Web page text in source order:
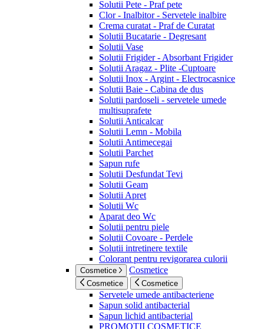
Solutii Pete - Praf pete
Clor - Inalbitor - Servetele inalbire
Crema curatat - Praf de Curatat
Solutii Bucatarie - Degresant
Solutii Vase
Solutii Frigider - Absorbant Frigider
Solutii Aragaz - Plite -Cuptoare
Solutii Inox - Argint - Electrocasnice
Solutii Baie - Cabina de dus
Solutii pardoseli - servetele umede
multisuprafete
Solutii Anticalcar
Solutii Lemn - Mobila
Solutii Antimecegai
Solutii Parchet
Sapun rufe
Solutii Desfundat Tevi
Solutii Geam
Solutii Apret
Solutii Wc
Aparat deo Wc
Solutii pentru piele
Solutii Covoare - Perdele
Solutii intretinere textile
Colorant pentru revigorarea culorii
Cosmetice Cosmetice
Cosmetice Cosmetice
Servetele umede antibacteriene
Sapun solid antibacterial
Sapun lichid antibacterial
PROMOTII COSMETICE